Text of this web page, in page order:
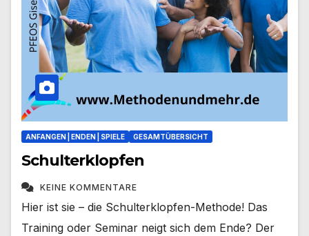
ANFANGEN | ENDEN | SPIELE GESAMTÜBERSICHT
Schulterklopfen
KEINE KOMMENTARE
Hier ist sie – die Schulterklopfen-Methode! Das
Training oder Seminar neigt sich dem Ende? Der